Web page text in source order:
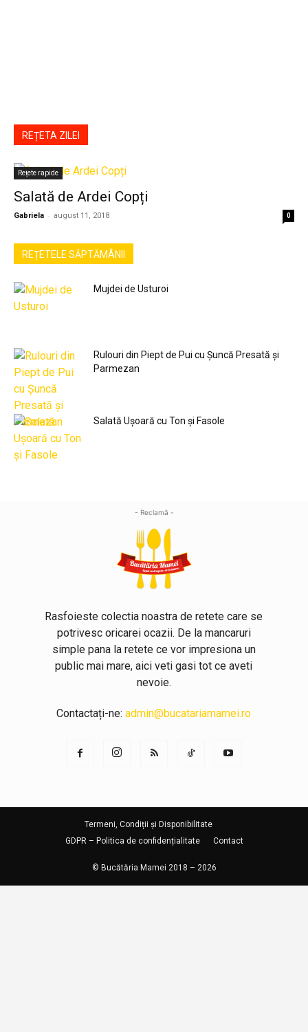
REȚETA ZILEI
Rețete rapide
Salată de Ardei Copți
Gabriela - august 11, 2018 0
REȚETELE SĂPTĂMÂNII
Mujdei de Usturoi
Rulouri din Piept de Pui cu Șuncă Presată și
Parmezan
Salată Ușoară cu Ton și Fasole
- Reclamă -
Rasfoieste colectia noastra de retete care se
potrivesc oricarei ocazii. De la mancaruri
simple pana la retete ce vor impresiona un
public mai mare, aici veti gasi tot ce aveti
nevoie.
Contactați-ne:admin@bucatariamamei.ro
Termeni, Condiții și Disponibilitate
GDPR – Politica de confidențialitate
Contact
© Bucătăria Mamei 2018 – 2026